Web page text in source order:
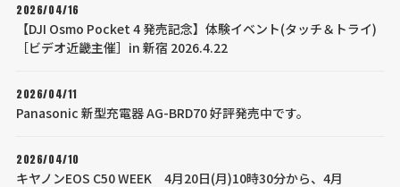
2026/04/16
【DJI Osmo Pocket 4 発売記念】体験イベント(タッチ＆トライ)
［ビデオ近畿主催］in 新宿 2026.4.22
2026/04/11
Panasonic 新型充電器 AG-BRD70 好評発売中です。
2026/04/10
キヤノンEOS C50 WEEK 4月20日(月)10時30分から、4月